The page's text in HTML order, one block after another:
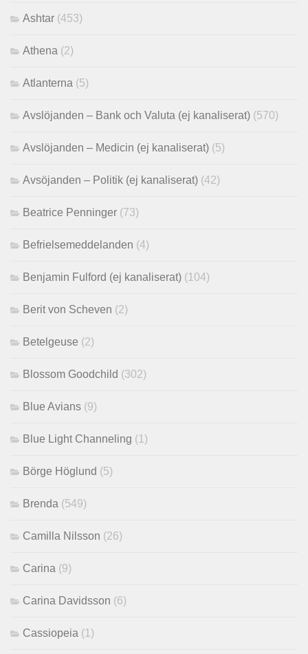
Ashtar (453)
Athena (2)
Atlanterna (5)
Avslöjanden – Bank och Valuta (ej kanaliserat) (570)
Avslöjanden – Medicin (ej kanaliserat) (5)
Avsöjanden – Politik (ej kanaliserat) (42)
Beatrice Penninger (73)
Befrielsemeddelanden (4)
Benjamin Fulford (ej kanaliserat) (104)
Berit von Scheven (2)
Betelgeuse (2)
Blossom Goodchild (302)
Blue Avians (9)
Blue Light Channeling (1)
Börge Höglund (5)
Brenda (549)
Camilla Nilsson (26)
Carina (9)
Carina Davidsson (6)
Cassiopeia (1)